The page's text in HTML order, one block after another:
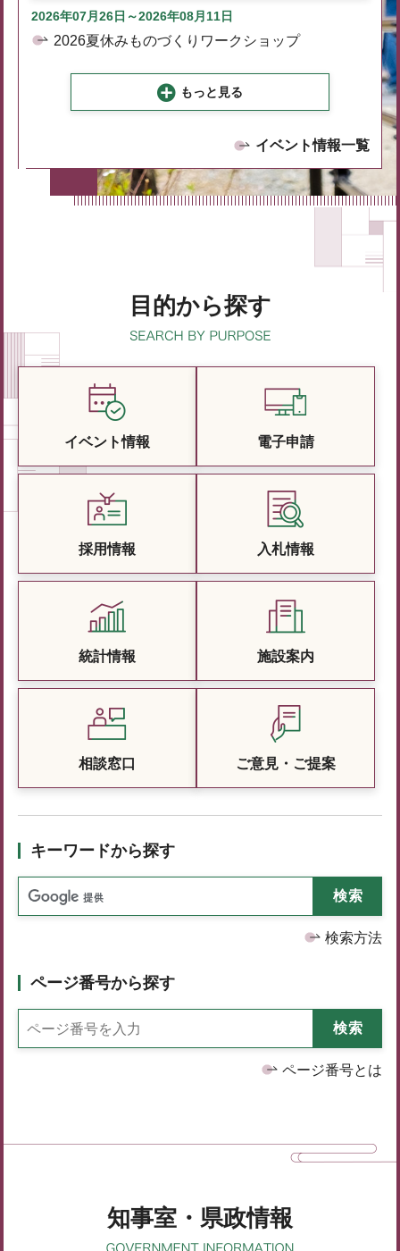
2026年07月26日～2026年08月11日
2026夏休みものづくりワークショップ
もっと見る
イベント情報一覧
目的から探す
イベント情報 電子申請
採用情報 入札情報
統計情報 施設案内
相談窓口 ご意見・ご提案
キーワードから探す
検索方法
ページ番号から探す
ページ番号とは
知事室・県政情報